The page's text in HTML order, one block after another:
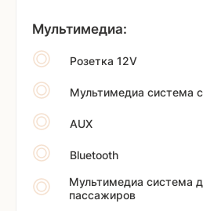
Мультимедиа:
Розетка 12V
Мультимедиа система
AUX
Bluetooth
Мультимедиа система
пассажиров